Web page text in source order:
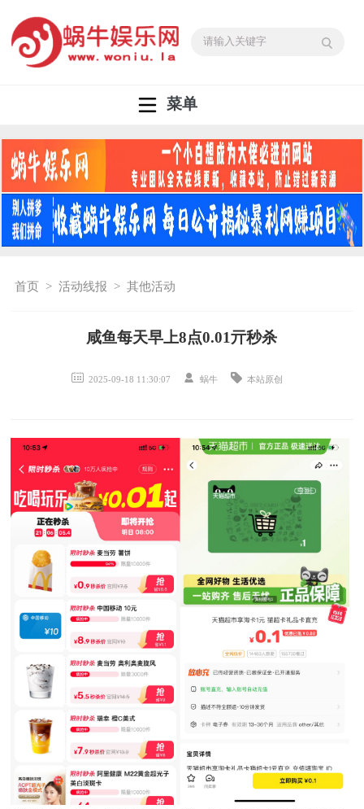
菜单
首页 >活动线报 >其他活动
咸鱼每天早上8点0.01亓秒杀
2025-09-18 11:30:07 蜗牛 本站原创